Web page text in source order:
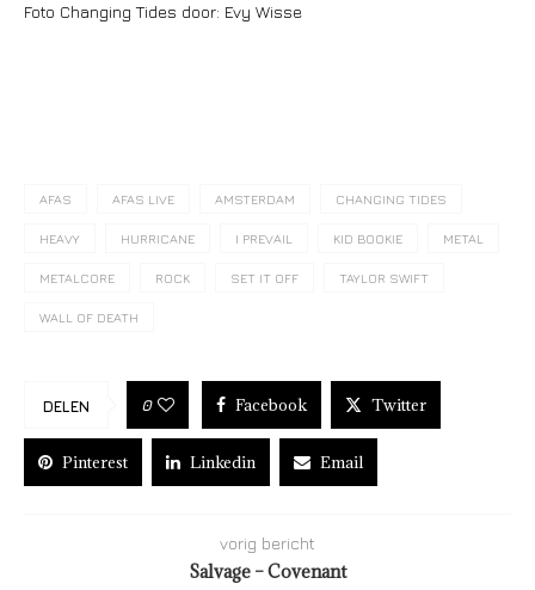
Foto Changing Tides door: Evy Wisse
AFAS AFAS LIVE AMSTERDAM CHANGING TIDES
HEAVY HURRICANE I PREVAIL KID BOOKIE METAL
METALCORE ROCK SET IT OFF TAYLOR SWIFT
WALL OF DEATH
DELEN 0 Facebook Twitter
Pinterest Linkedin Email
vorig bericht
Salvage – Covenant